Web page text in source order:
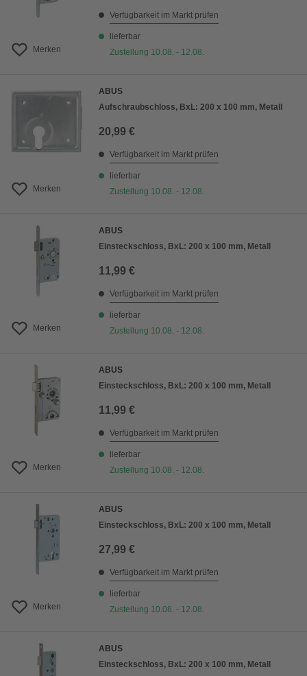
Merken
Verfügbarkeit im Markt prüfen
lieferbar
Zustellung 10.08. - 12.08.
Merken
ABUS
Aufschraubschloss, BxL: 200 x 100 mm, Metall
20,99 €
Verfügbarkeit im Markt prüfen
lieferbar
Zustellung 10.08. - 12.08.
Merken
ABUS
Einsteckschloss, BxL: 200 x 100 mm, Metall
11,99 €
Verfügbarkeit im Markt prüfen
lieferbar
Zustellung 10.08. - 12.08.
Merken
ABUS
Einsteckschloss, BxL: 200 x 100 mm, Metall
11,99 €
Verfügbarkeit im Markt prüfen
lieferbar
Zustellung 10.08. - 12.08.
Merken
ABUS
Einsteckschloss, BxL: 200 x 100 mm, Metall
27,99 €
Verfügbarkeit im Markt prüfen
lieferbar
Zustellung 10.08. - 12.08.
ABUS
Einsteckschloss, BxL: 200 x 100 mm, Metall